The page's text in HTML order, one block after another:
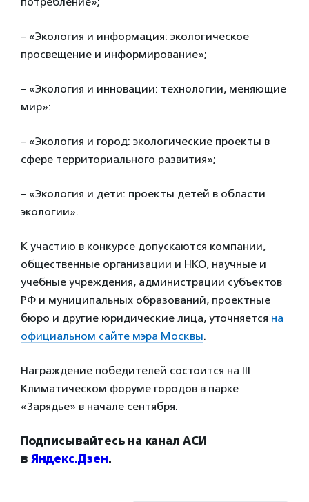
– «Экология и информация: экологическое
просвещение и информирование»;
– «Экология и инновации: технологии, меняющие
мир»:
– «Экология и город: экологические проекты в
сфере территориального развития»;
– «Экология и дети: проекты детей в области
экологии».
К участию в конкурсе допускаются компании,
общественные организации и НКО, научные и
учебные учреждения, администрации субъектов
РФ и муниципальных образований, проектные
бюро и другие юридические лица, уточняется на
официальном сайте мэра Москвы.
Награждение победителей состоится на III
Климатическом форуме городов в парке
«Зарядье» в начале сентября.
Подписывайтесь на канал АСИ
в Яндекс.Дзен.